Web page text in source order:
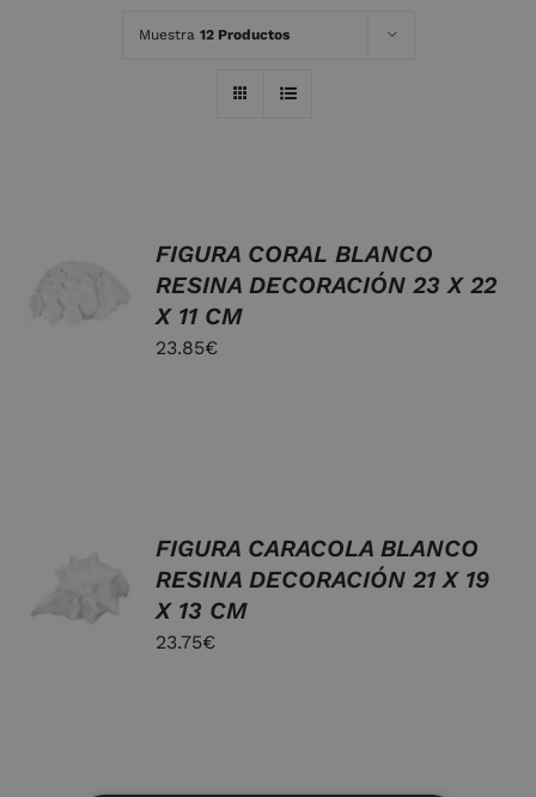
Muestra 12 Productos
/
FIGURA CORAL BLANCO
RESINA DECORACIÓN 23 X 22
X 11 CM
23.85€
DETALLES
FIGURA CARACOLA BLANCO
RESINA DECORACIÓN 21 X 19
X 13 CM
23.75€